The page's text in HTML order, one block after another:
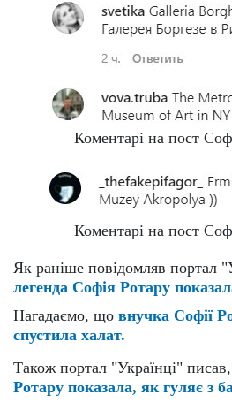
Коментарі на пост
Коментарі на пост
Як раніше повідомляв портал
легенда Софія Ротару
Нагадаємо, що внучка Софії
спустила халат.
Також портал "Українці"
Ротару показала, як гуляє з